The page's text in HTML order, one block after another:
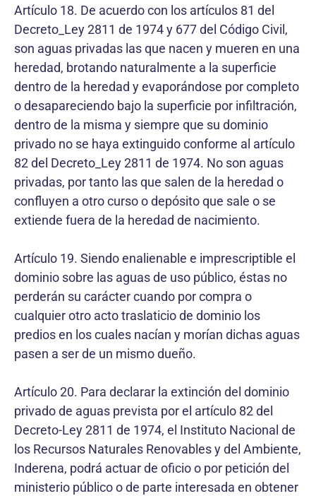
Artículo 18. De acuerdo con los artículos 81 del
Decreto_Ley 2811 de 1974 y 677 del Código Civil,
son aguas privadas las que nacen y mueren en una
heredad, brotando naturalmente a la superficie
dentro de la heredad y evaporándose por completo
o desapareciendo bajo la superficie por infiltración,
dentro de la misma y siempre que su dominio
privado no se haya extinguido conforme al artículo
82 del Decreto_Ley 2811 de 1974. No son aguas
privadas, por tanto las que salen de la heredad o
confluyen a otro curso o depósito que sale o se
extiende fuera de la heredad de nacimiento.
Artículo 19. Siendo enalienable e imprescriptible el
dominio sobre las aguas de uso público, éstas no
perderán su carácter cuando por compra o
cualquier otro acto traslaticio de dominio los
predios en los cuales nacían y morían dichas aguas
pasen a ser de un mismo dueño.
Artículo 20. Para declarar la extinción del dominio
privado de aguas prevista por el artículo 82 del
Decreto-Ley 2811 de 1974, el Instituto Nacional de
los Recursos Naturales Renovables y del Ambiente,
Inderena, podrá actuar de oficio o por petición del
ministerio público o de parte interesada en obtener